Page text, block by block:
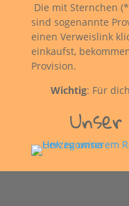
Die mit Sternchen
sind sogenannte
einen Verweislink
einkaufst,
Provision.
Wichtig: Für